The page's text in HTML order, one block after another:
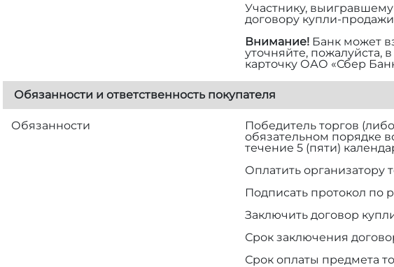
Участнику, выигравшему
договору купли-
Внимание! Банк может
уточняйте, пожалуйста,
карточку ОАО «Сбер
Обязанности и ответственность покупателя
Обязанности
Победитель торгов
обязательном порядке
течение 5 (пяти)
Оплатить организатору
Подписать протокол по
Заключить договор
Срок заключения
Срок оплаты предмета